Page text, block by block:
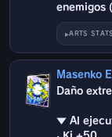
enemigos
ARTS
Masenko
Daño
▼ Al